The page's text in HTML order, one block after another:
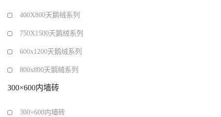
400X800天鹅绒系列
750X1500天鹅绒系列
600x1200天鹅绒系列
800x800天鹅绒系列
300×600内墙砖
300×600内墙砖